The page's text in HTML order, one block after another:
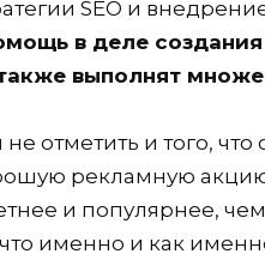
SEO и
в деле
выполнят
не отметить и того,
рекламную
и популярнее,
именно и как